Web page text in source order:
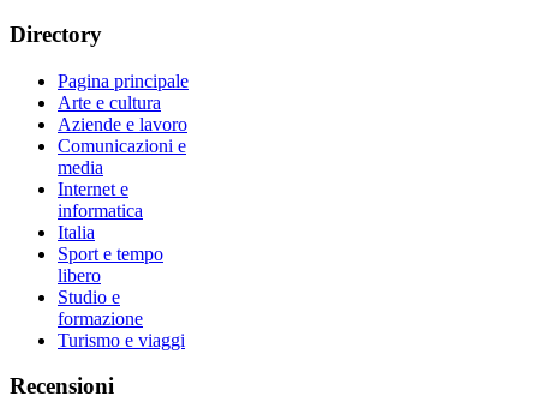
Directory
Pagina principale
Arte e cultura
Aziende e lavoro
Comunicazioni e
media
Internet e
informatica
Italia
Sport e tempo
libero
Studio e
formazione
Turismo e viaggi
Recensioni